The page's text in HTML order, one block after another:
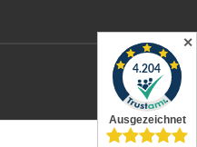
✕